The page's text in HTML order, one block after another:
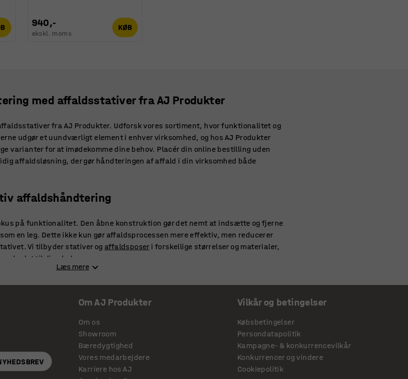
940,-
ekskl. moms
KØB
med affaldsstativer fra AJ Produkter
fra AJ Produkter. Udforsk vores sortiment, hvor funktionalitet og
udgør et uundværligt element i enhver virksomhed, og hos AJ Produkter
varianter for at imødekomme dine behov. Placér din online bestilling uden
affaldsløsning, der gør håndteringen af affald i din virksomhed både
affaldshåndtering
på funktionalitet. Den åbne konstruktion gør det nemt at indsætte og fjerne
en leg. Dette ikke kun gør affaldsprocessen mere effektiv, men reducerer
Vi tilbyder stativer og affaldsposeri forskellige størrelser og materialer,
bedst til dine behov.
på kvalitet og funktionalitet
redskaber, men også en funktionel tilføjelse til din virksomhed. Med fokus
ind i enhver indretning, hvad enten det er på kontoret, lageret eller
kan være effektiv uden at gå på kompromis med funktionalitet, og vores
papirkurvtil kontoret, affaldssortering til kantineneller
andre affaldsløsninger her på vores hjemmeside. Derudover kan flere af
til vasketøjsposer.
Læs mere
Om AJ Produkter
Om os
Showroom
Bæredygtighed
Vores medarbejdere
Karriere hos AJ
Vilkår og betingelser
Købsbetingelser
Persondatapolitik
Kampagne- & konkurrencevilkår
Konkurrencer og vindere
Cookiepolitik